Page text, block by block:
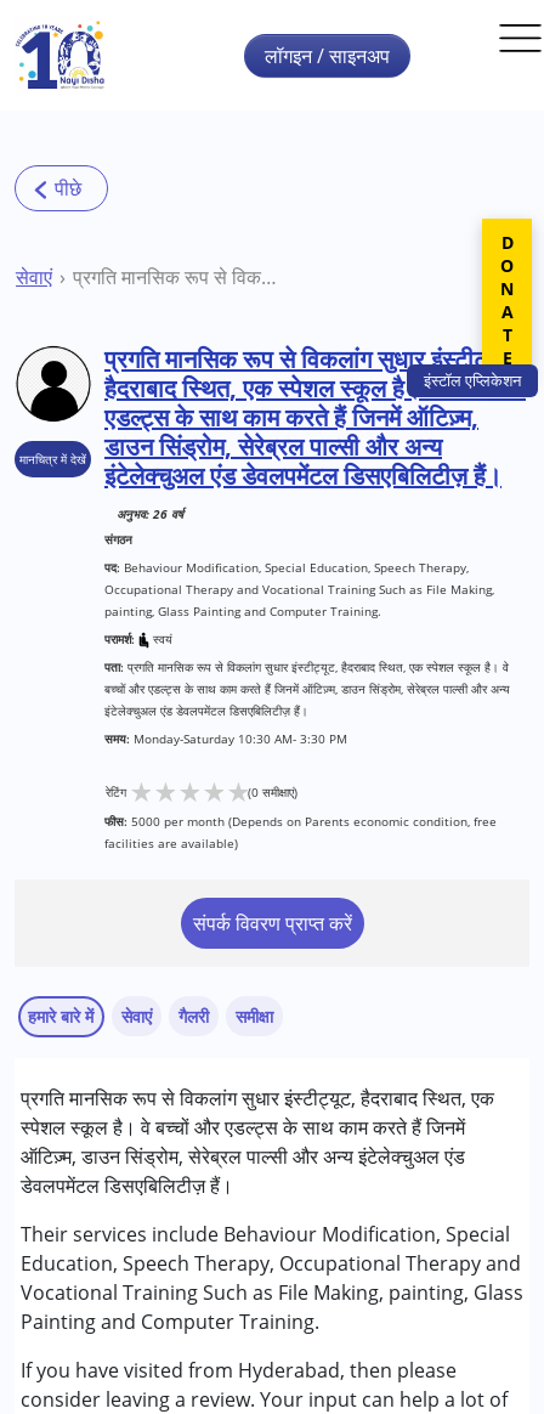
Skip to main content
इंस्टॉलएप्लिकेशन
लॉगइन / साइनअप
सेवाएं प्रगति मानसिक रूप से विकलांग सुधार इंस्टीट्यूट, हैदराबाद स्थित, एक स्पेशल स्कूल है। वे बच्चों और एडल्ट्स के साथ काम करते हैं जिनमें ऑटिज़्म, डाउन सिंड्रोम, सेरेब्रल पाल्सी और अन्य इंटेलेक्चुअल एंड डेवलपमेंटल डिसएबिलिटीज़ हैं।
मानचित्र में देखें
प्रगति मानसिक रूप से विकलांग सुधार इंस्टीट्यूट,
हैदराबाद स्थित, एक स्पेशल स्कूल है। वे बच्चों और
एडल्ट्स के साथ काम करते हैं जिनमें ऑटिज़्म,
डाउन सिंड्रोम, सेरेब्रल पाल्सी और अन्य
इंटेलेक्चुअल एंड डेवलपमेंटल डिसएबिलिटीज़ हैं।
अनुभव: 26 वर्ष
संगठन
पद: Behaviour Modification, Special Education, Speech Therapy,
Occupational Therapy and Vocational Training Such as File Making,
painting, Glass Painting and Computer Training.
परामर्श:
स्वयं
पता: प्रगति मानसिक रूप से विकलांग सुधार इंस्टीट्यूट, हैदराबाद स्थित, एक स्पेशल स्कूल है। वे
बच्चों और एडल्ट्स के साथ काम करते हैं जिनमें ऑटिज़्म, डाउन सिंड्रोम, सेरेब्रल पाल्सी और अन्य
इंटेलेक्चुअल एंड डेवलपमेंटल डिसएबिलिटीज़ हैं।
समय: Monday-Saturday 10:30 AM- 3:30 PM
रेटिंग ★★★★★(0 समीक्षाएं)
फीस: 5000 per month (Depends on Parents economic condition, free
facilities are available)
संपर्क विवरण प्राप्त करें
हमारे बारे में
प्रगति मानसिक रूप से विकलांग सुधार इंस्टीट्यूट, हैदराबाद स्थित, एक
स्पेशल स्कूल है। वे बच्चों और एडल्ट्स के साथ काम करते हैं जिनमें
ऑटिज़्म, डाउन सिंड्रोम, सेरेब्रल पाल्सी और अन्य इंटेलेक्चुअल एंड
डेवलपमेंटल डिसएबिलिटीज़ हैं।
Their services include Behaviour Modification, Special
Education, Speech Therapy, Occupational Therapy and
Vocational Training Such as File Making, painting, Glass
Painting and Computer Training.
If you have visited from Hyderabad, then please
consider leaving a review. Your input can help a lot of
सेवाएं
बिहेवियर मॉडिफिकेशन
ऑक्यूपेशनल थेरेपी
स्पेशल एजुकेशन
स्पीच थेरेपी
निम्नलिखित विकलांगता संबंधित सेवाएं उपलब्ध :
ऑटिज्म स्पेक्ट्रम डिसऑर्डर (ए एस डी )
सेरब्रल पाल्सी (सी पी )
डाउन सिंड्रोम (डी एस )
ग्लोबल डेवलपमेंटल डिले (एर्लियर टर्म वाज़ एमआर)
मल्टिपल डिसेबिलिटीज़ (एमडी)
गैलरी समीक्षा
DONATE